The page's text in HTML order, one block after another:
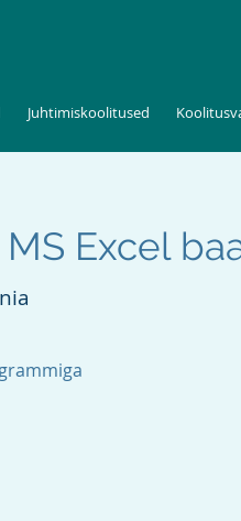
Juhtimiskoolitused
Excel